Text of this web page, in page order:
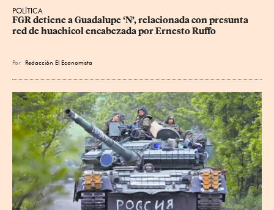
POLÍTICA
FGR detiene a Guadalupe ‘N’, relacionada con presunta
red de huachicol encabezada por Ernesto Ruffo
Por Redacción El Economista